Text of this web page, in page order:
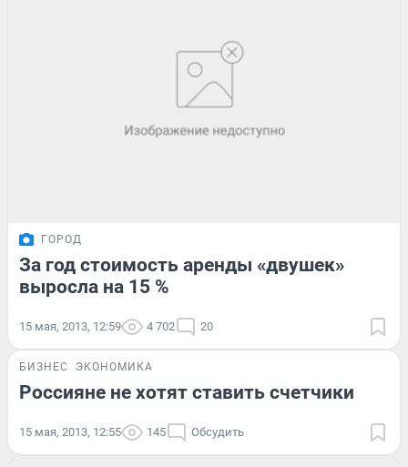
ГОРОД
За год стоимость аренды «двушек»
выросла на 15 %
15 мая, 2013, 12:59 4 702 20
БИЗНЕС ЭКОНОМИКА
Россияне не хотят ставить счетчики
15 мая, 2013, 12:55 145 Обсудить